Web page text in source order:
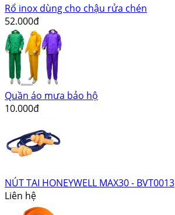
Rổ inox dùng cho chậu rửa chén
52.000đ
Quần áo mưa bảo hộ
10.000đ
NÚT TAI HONEYWELL MAX30 - BVT0013
Liên hệ